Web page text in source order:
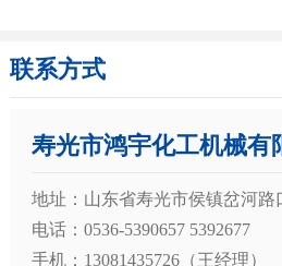
联系方式
寿光市鸿宇化工机械有
地址：山东省寿光市侯镇岔河路
电话：0536-5390657 5392677
手机：13081435726（王经理）